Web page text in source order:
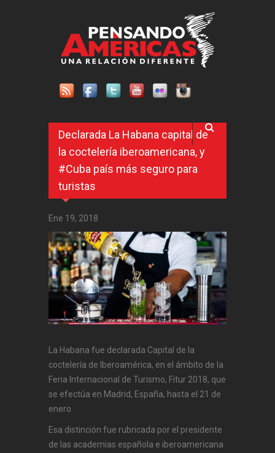
Declarada La Habana capital de
la coctelería iberoamericana, y
#Cuba país más seguro para
turistas
Ene 19, 2018
La Habana fue declarada Capital de la
coctelería de Iberoamérica, en el ámbito de la
Feria Internacional de Turismo, Fitur 2018, que
se efectúa en Madrid, España, hasta el 21 de
enero.
Esa distinción fue rubricada por el presidente
de las academias española e iberoamericana